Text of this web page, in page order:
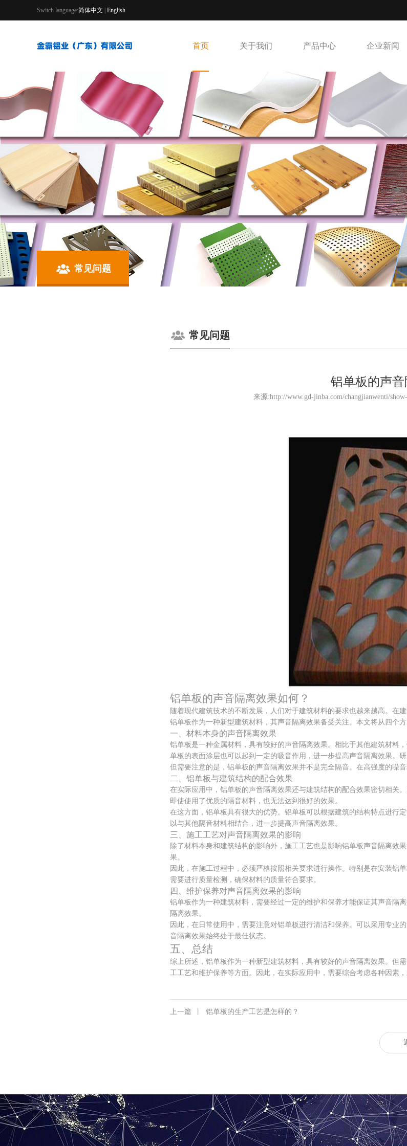
Switch language:简体中文 English
首页 关于我们 产品中心 企业新闻
常见问题
常见问题
铝单板的声音
来源:http://www.gd-jinba.com/changjianwenti/
铝单板的声音隔离效果如何？
随着现代建筑技术的不断发展，人们对于建筑材料的要求也越来越高。在
铝单板作为一种新型建筑材料，其声音隔离效果备受关注。本文将从四个
一、材料本身的声音隔离效果
铝单板是一种金属材料，具有较好的声音隔离效果。相比于其他建筑材料
单板的表面涂层也可以起到一定的吸音作用，进一步提高声音隔离效果。
但需要注意的是，铝单板的声音隔离效果并不是完全隔音。在高强度的噪
二、铝单板与建筑结构的配合效果
在实际应用中，铝单板的声音隔离效果还与建筑结构的配合效果密切相关
即使使用了优质的隔音材料，也无法达到很好的效果。
在这方面，铝单板具有很大的优势。铝单板可以根据建筑的结构特点进行
以与其他隔音材料相结合，进一步提高声音隔离效果。
三、施工工艺对声音隔离效果的影响
除了材料本身和建筑结构的影响外，施工工艺也是影响铝单板声音隔离效
果。
因此，在施工过程中，必须严格按照相关要求进行操作。特别是在安装铝
需要进行质量检测，确保材料的质量符合要求。
四、维护保养对声音隔离效果的影响
铝单板作为一种建筑材料，需要经过一定的维护和保养才能保证其声音隔
隔离效果。
因此，在日常使用中，需要注意对铝单板进行清洁和保养。可以采用专业
音隔离效果始终处于最佳状态。
五、总结
综上所述，铝单板作为一种新型建筑材料，具有较好的声音隔离效果。但
工工艺和维护保养等方面。因此，在实际应用中，需要综合考虑各种因素
上一篇 铝单板的生产工艺是怎样的？